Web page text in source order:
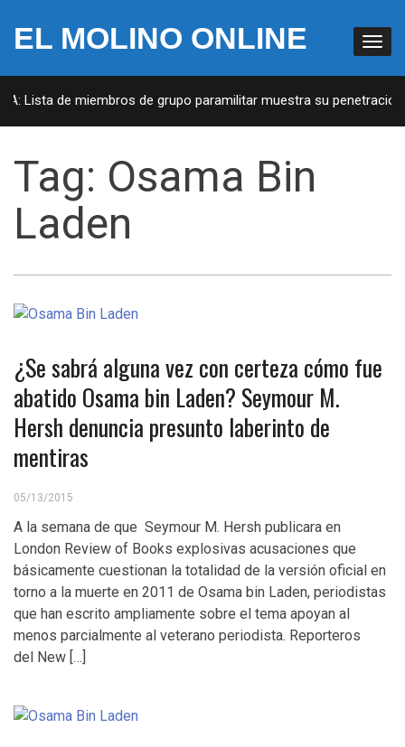
EL MOLINO ONLINE
Lista de miembros de grupo paramilitar muestra su penetración
Tag: Osama Bin
Laden
¿Se sabrá alguna vez con certeza cómo fue
abatido Osama bin Laden? Seymour M.
Hersh denuncia presunto laberinto de
mentiras
05/13/2015
A la semana de que Seymour M. Hersh publicara en
London Review of Books explosivas acusaciones que
básicamente cuestionan la totalidad de la versión oficial en
torno a la muerte en 2011 de Osama bin Laden, periodistas
que han escrito ampliamente sobre el tema apoyan al
menos parcialmente al veterano periodista. Reporteros
del New […]